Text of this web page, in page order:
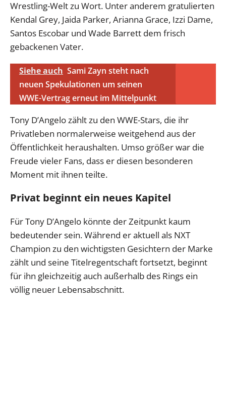
Wrestling-Welt zu Wort. Unter anderem gratulierten
Kendal Grey, Jaida Parker, Arianna Grace, Izzi Dame,
Santos Escobar und Wade Barrett dem frisch
gebackenen Vater.
Siehe auch Sami Zayn steht nach
neuen Spekulationen um seinen
WWE-Vertrag erneut im Mittelpunkt
Tony D’Angelo zählt zu den WWE-Stars, die ihr
Privatleben normalerweise weitgehend aus der
Öffentlichkeit heraushalten. Umso größer war die
Freude vieler Fans, dass er diesen besonderen
Moment mit ihnen teilte.
Privat beginnt ein neues Kapitel
Für Tony D’Angelo könnte der Zeitpunkt kaum
bedeutender sein. Während er aktuell als NXT
Champion zu den wichtigsten Gesichtern der Marke
zählt und seine Titelregentschaft fortsetzt, beginnt
für ihn gleichzeitig auch außerhalb des Rings ein
völlig neuer Lebensabschnitt.